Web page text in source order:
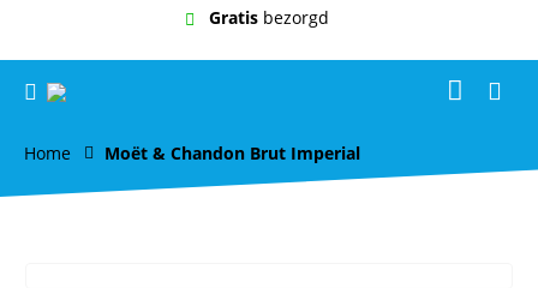
Gratis bezorgd
Home Moët & Chandon Brut Imperial